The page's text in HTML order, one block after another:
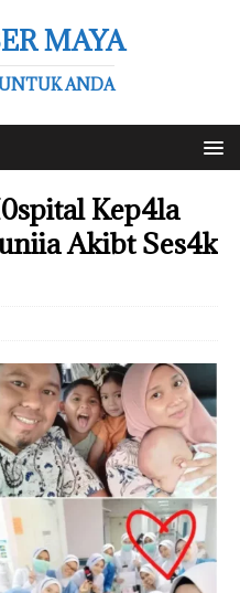
MAYA
ANDA
Kep4la
Akibt Ses4k